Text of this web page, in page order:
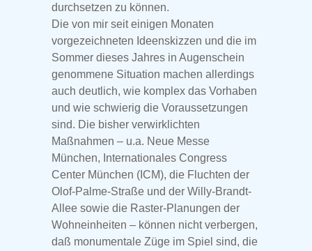
durchsetzen zu können.
Die von mir seit einigen Monaten
vorgezeichneten Ideenskizzen und die im
Sommer dieses Jahres in Augenschein
genommene Situation machen allerdings
auch deutlich, wie komplex das Vorhaben
und wie schwierig die Voraussetzungen
sind. Die bisher verwirklichten
Maßnahmen – u.a. Neue Messe
München, Internationales Congress
Center München (ICM), die Fluchten der
Olof-Palme-Straße und der Willy-Brandt-
Allee sowie die Raster-Planungen der
Wohneinheiten – können nicht verbergen,
daß monumentale Züge im Spiel sind, die